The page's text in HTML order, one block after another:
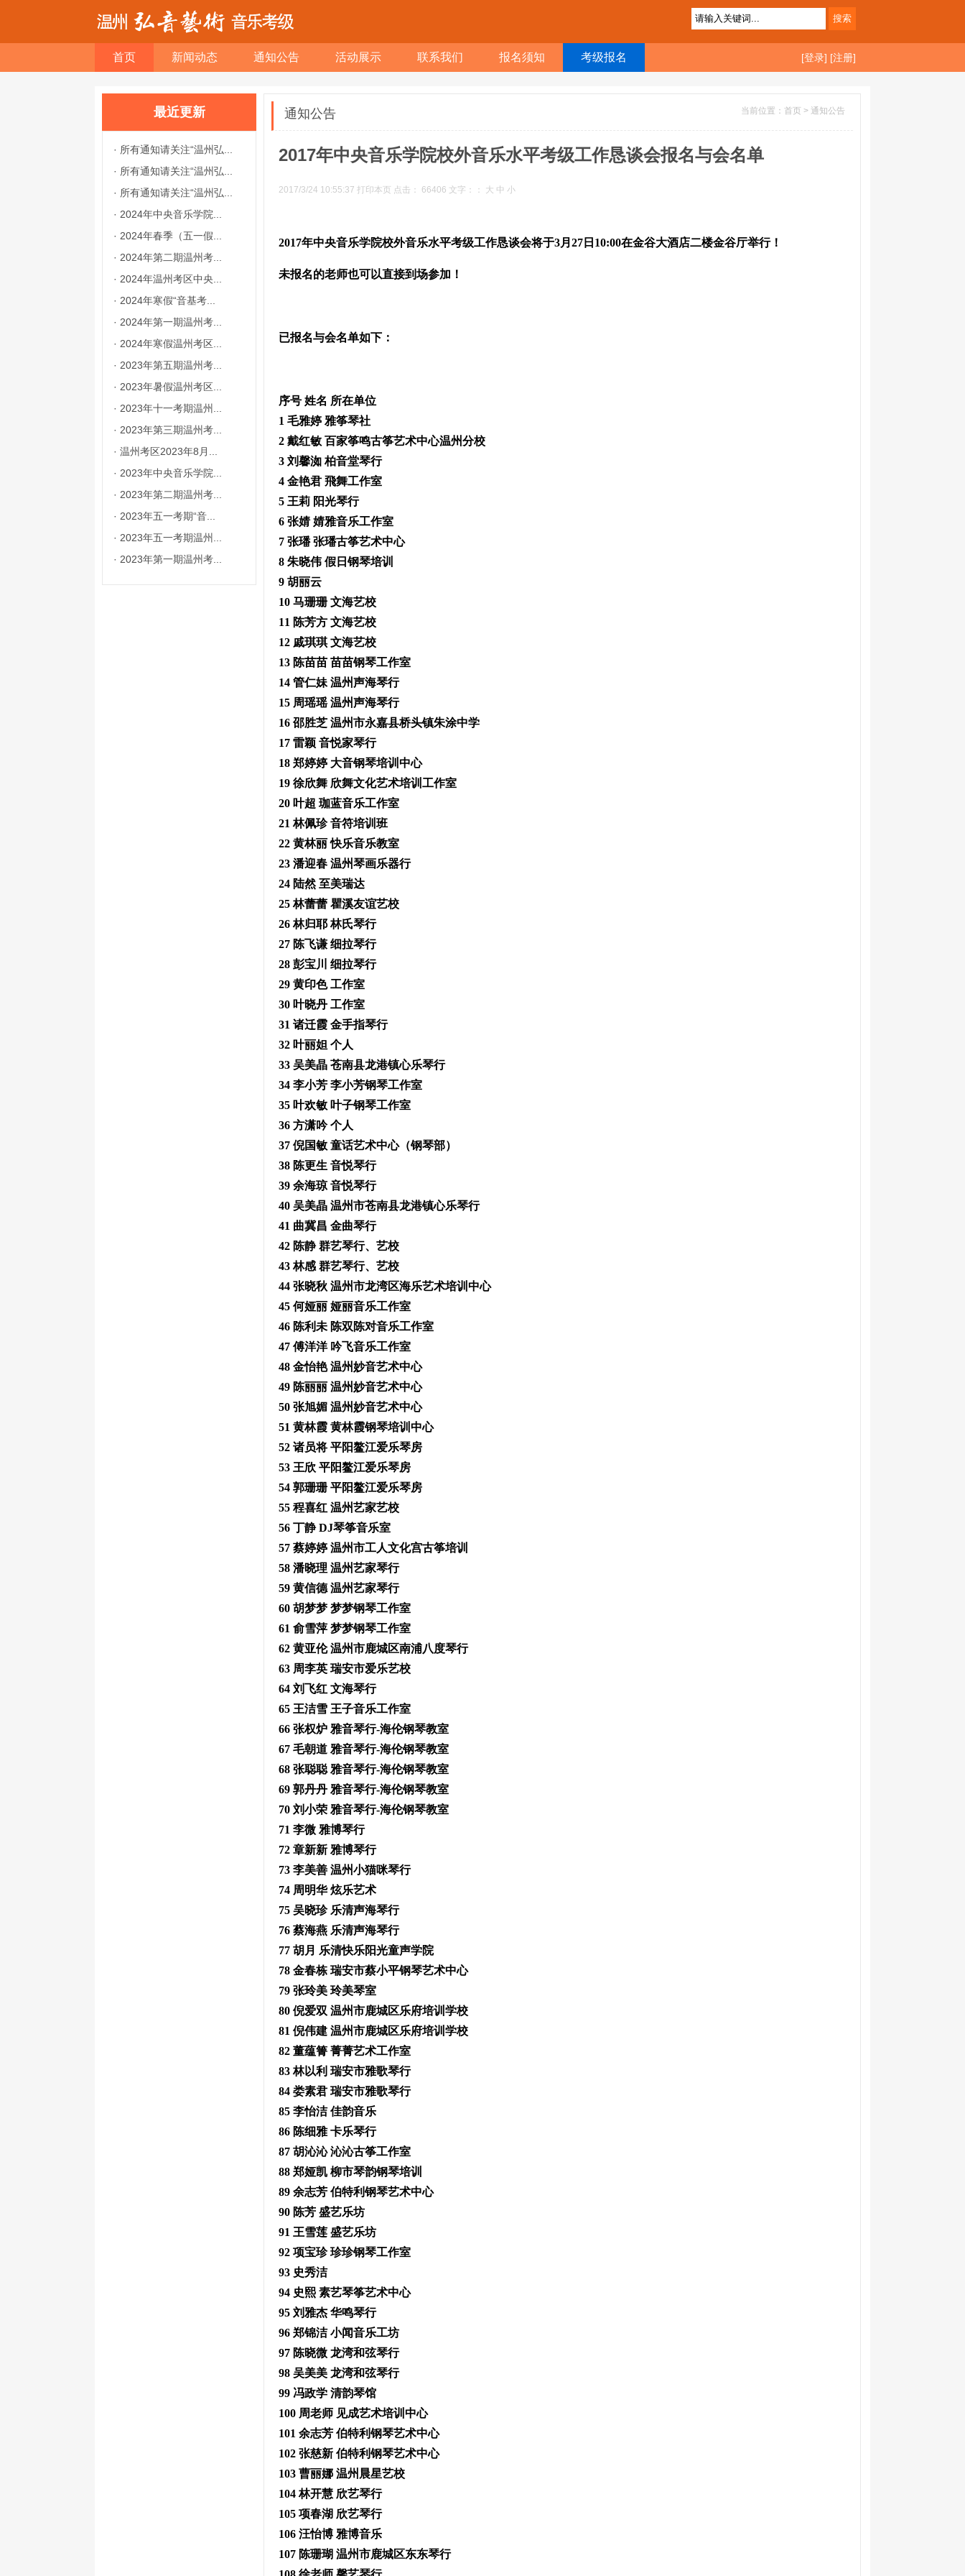
首页 新闻动态 通知公告 活动展示 联系我们 报名须知 考级报名 [登录] [注册]
最近更新
· 所有通知请关注“温州弘...
· 所有通知请关注“温州弘...
· 所有通知请关注“温州弘...
· 2024年中央音乐学院...
· 2024年春季（五一假...
· 2024年第二期温州考...
· 2024年温州考区中央...
· 2024年寒假“音基考...
· 2024年第一期温州考...
· 2024年寒假温州考区...
· 2023年第五期温州考...
· 2023年暑假温州考区...
· 2023年十一考期温州...
· 2023年第三期温州考...
· 温州考区2023年8月...
· 2023年中央音乐学院...
· 2023年第二期温州考...
· 2023年五一考期“音...
· 2023年五一考期温州...
· 2023年第一期温州考...
通知公告 当前位置：首页 > 通知公告
2017年中央音乐学院校外音乐水平考级工作恳谈会报名与会名单
2017/3/24 10:55:37 打印本页 点击： 66406 文字：： 大 中 小
2017年中央音乐学院校外音乐水平考级工作恳谈会将于3月27日 10:00在金谷大酒店二楼金谷厅举行！
未报名的老师也可以直接到场参加！
已报名与会名单如下：
序号 姓名 所在单位
1 毛雅婷 雅筝琴社
2 戴红敏 百家筝鸣古筝艺术中心温州分校
3 刘馨洳 柏音堂琴行
4 金艳君 飛舞工作室
5 王莉 阳光琴行
6 张婧 婧雅音乐工作室
7 张璠 张璠古筝艺术中心
8 朱晓伟 假日钢琴培训
9 胡丽云
10 马珊珊 文海艺校
11 陈芳方 文海艺校
12 戚琪琪 文海艺校
13 陈苗苗 苗苗钢琴工作室
14 管仁妹 温州声海琴行
15 周瑶瑶 温州声海琴行
16 邵胜芝 温州市永嘉县桥头镇朱涂中学
17 雷颖 音悦家琴行
18 郑婷婷 大音钢琴培训中心
19 徐欣舞 欣舞文化艺术培训工作室
20 叶超 珈蓝音乐工作室
21 林佩珍 音符培训班
22 黄林丽 快乐音乐教室
23 潘迎春 温州琴画乐器行
24 陆然 至美瑞达
25 林蕾蕾 瞿溪友谊艺校
26 林归耶 林氏琴行
27 陈飞谦 细拉琴行
28 彭宝川 细拉琴行
29 黄印色 工作室
30 叶晓丹 工作室
31 诸迁霞 金手指琴行
32 叶丽妲 个人
33 吴美晶 苍南县龙港镇心乐琴行
34 李小芳 李小芳钢琴工作室
35 叶欢敏 叶子钢琴工作室
36 方潇吟 个人
37 倪国敏 童话艺术中心（钢琴部）
38 陈更生 音悦琴行
39 余海琼 音悦琴行
40 吴美晶 温州市苍南县龙港镇心乐琴行
41 曲冀昌 金曲琴行
42 陈静 群艺琴行、艺校
43 林感 群艺琴行、艺校
44 张晓秋 温州市龙湾区海乐艺术培训中心
45 何娅丽 娅丽音乐工作室
46 陈利未 陈双陈对音乐工作室
47 傅洋洋 吟飞音乐工作室
48 金怡艳 温州妙音艺术中心
49 陈丽丽 温州妙音艺术中心
50 张旭媚 温州妙音艺术中心
51 黄林霞 黄林霞钢琴培训中心
52 诸员将 平阳鳌江爱乐琴房
53 王欣 平阳鳌江爱乐琴房
54 郭珊珊 平阳鳌江爱乐琴房
55 程喜红 温州艺家艺校
56 丁静 DJ琴筝音乐室
57 蔡婷婷 温州市工人文化宫古筝培训
58 潘晓理 温州艺家琴行
59 黄信德 温州艺家琴行
60 胡梦梦 梦梦钢琴工作室
61 俞雪萍 梦梦钢琴工作室
62 黄亚伦 温州市鹿城区南浦八度琴行
63 周李英 瑞安市爱乐艺校
64 刘飞红 文海琴行
65 王洁雪 王子音乐工作室
66 张权炉 雅音琴行-海伦钢琴教室
67 毛朝道 雅音琴行-海伦钢琴教室
68 张聪聪 雅音琴行-海伦钢琴教室
69 郭丹丹 雅音琴行-海伦钢琴教室
70 刘小荣 雅音琴行-海伦钢琴教室
71 李微 雅博琴行
72 章新新 雅博琴行
73 李美善 温州小猫咪琴行
74 周明华 炫乐艺术
75 吴晓珍 乐清声海琴行
76 蔡海燕 乐清声海琴行
77 胡月 乐清快乐阳光童声学院
78 金春栋 瑞安市蔡小平钢琴艺术中心
79 张玲美 玲美琴室
80 倪爱双 温州市鹿城区乐府培训学校
81 倪伟建 温州市鹿城区乐府培训学校
82 董蕴箐 菁菁艺术工作室
83 林以利 瑞安市雅歌琴行
84 娄素君 瑞安市雅歌琴行
85 李怡洁 佳韵音乐
86 陈细雅 卡乐琴行
87 胡沁沁 沁沁古筝工作室
88 郑娅凯 柳市琴韵钢琴培训
89 余志芳 伯特利钢琴艺术中心
90 陈芳 盛艺乐坊
91 王雪莲 盛艺乐坊
92 项宝珍 珍珍钢琴工作室
93 史秀洁
94 史熙 素艺琴筝艺术中心
95 刘雅杰 华鸣琴行
96 郑锦洁 小闻音乐工坊
97 陈晓微 龙湾和弦琴行
98 吴美美 龙湾和弦琴行
99 冯政学 清韵琴馆
100 周老师 见成艺术培训中心
101 余志芳 伯特利钢琴艺术中心
102 张慈新 伯特利钢琴艺术中心
103 曹丽娜 温州晨星艺校
104 林开慧 欣艺琴行
105 项春湖 欣艺琴行
106 汪怡博 雅博音乐
107 陈珊瑚 温州市鹿城区东东琴行